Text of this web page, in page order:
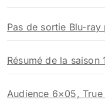
Pas de sortie Blu-ray
Résumé de la saison
Audience 6×05,